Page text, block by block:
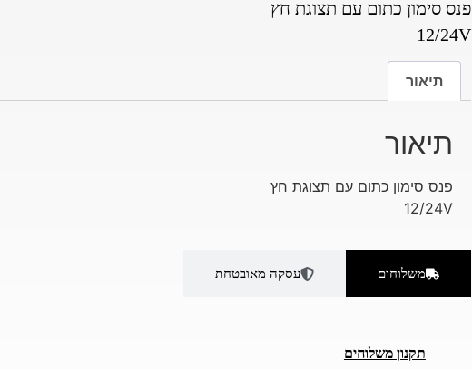
פנס סימון כתום עם תצוגת חץ
12/24V
תיאור
תיאור
פנס סימון כתום עם תצוגת חץ
12/24V
משלוחים עסקה מאובטחת
תקנון משלוחים